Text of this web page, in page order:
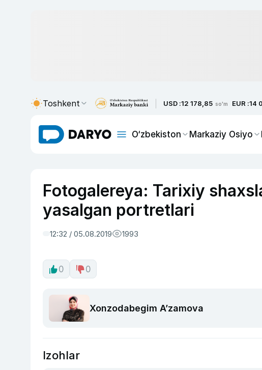
Toshkent USD :12 178,85 so'm EUR :14
O‘zbekiston Markaziy Osiyo
Fotogalereya: Tarixiy
yasalgan portretlari
12:32 / 05.08.2019 1993
0 0
Xonzodabegim Aʼzamova
Izohlar